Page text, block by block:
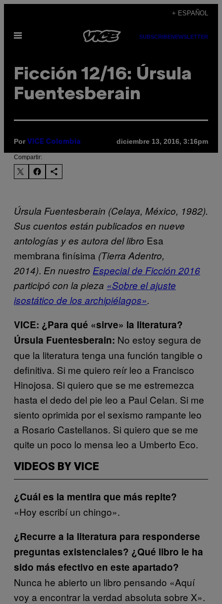
contenido
+ ESPAÑOL
Abrir
SUBSCRIBENEWSLETTER
Ficción 12/16: Úrsula
Fuentesberain
Por VICE Colombia diciembre 13, 2016, 3:16pm
Compartir:
Úrsula Fuentesberain (Celaya, México, 1982).
Sus cuentos están publicados en nueve
antologías y es autora del libro Esa
membrana finísima (Tierra Adentro,
2014). En nuestro Especial de Ficción 2016
participó con la pieza «Sobre el ajuste
isostático de los archipiélagos».
VICE: ¿Para qué «sirve» la literatura?
Úrsula Fuentesberain: No estoy segura de
que la literatura tenga una función tangible o
definitiva. Si me quiero reír leo a Francisco
Hinojosa. Si quiero que se me estremezca
hasta el dedo del pie leo a Paul Celan. Si me
siento oprimida por el sexismo rampante leo
a Rosario Castellanos. Si quiero que se me
quite un poco lo mensa leo a Umberto Eco.
VIDEOS BY VICE
¿Cuál es la mentira que más repite?
«Hoy escribí un chingo».
¿Recurre a la literatura para responderse
preguntas existenciales? ¿Qué libro le ha
sido más efectivo en este apartado?
Nunca he abierto un libro pensando «Aquí
voy a encontrar la verdad absoluta sobre X».